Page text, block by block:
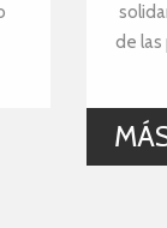
de las